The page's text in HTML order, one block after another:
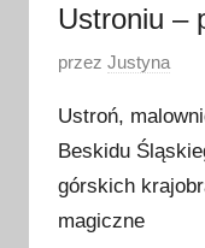
Ustroniu –
O
u
b
l
i
przez Justyna
Ustroń,
Beskidu
górskich
magiczne